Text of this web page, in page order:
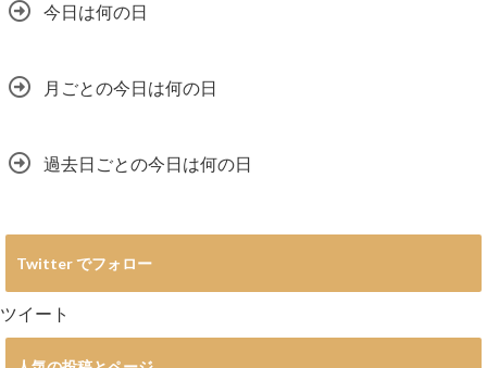
今日は何の日
月ごとの今日は何の日
過去日ごとの今日は何の日
Twitter でフォロー
ツイート